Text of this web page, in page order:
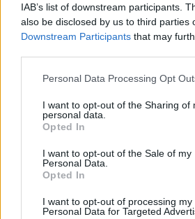
IAB’s list of downstream participants.
also be disclosed by us to third parties
Downstream Participants that may
Personal Data Processing Opt
I want to opt-out of the Sharing of
personal data.
Opted In
I want to opt-out of the Sale of my
Personal Data.
Opted In
I want to opt-out of processing my
Personal Data for Targeted
Esim for Global
Esim for USA|Esim for Italy|